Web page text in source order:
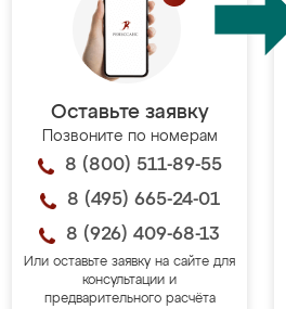
Оставьте заявку
Позвоните по номерам
8 (800) 511-89-55
8 (495) 665-24-01
8 (926) 409-68-13
Или оставьте заявку на сайте для
консультации и
предварительного расчёта